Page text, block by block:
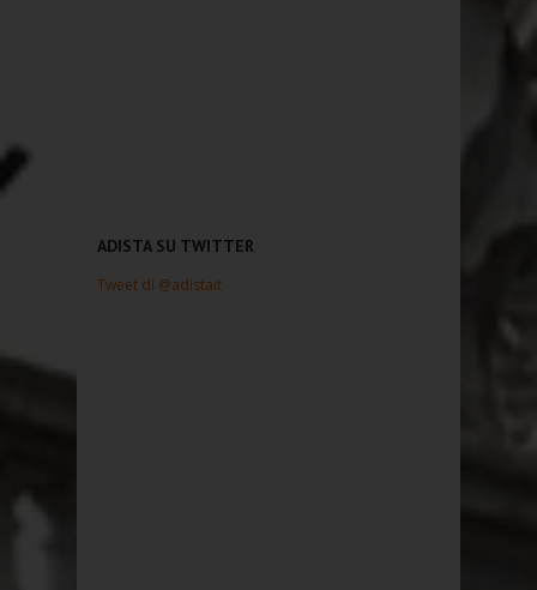
ADISTA SU TWITTER
Tweet di @adistait